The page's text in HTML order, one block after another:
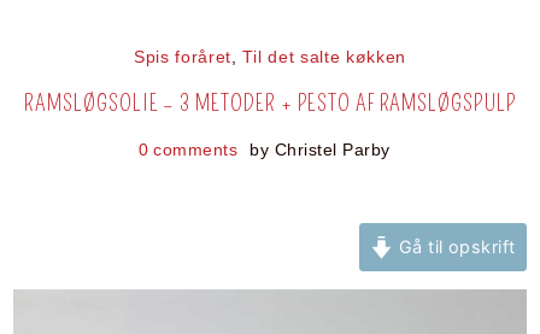
Spis foråret,Til det salte køkken
RAMSLØGSOLIE – 3 METODER + PESTO AF RAMSLØGSPULP
0 comments by Christel Parby
Gå til opskrift